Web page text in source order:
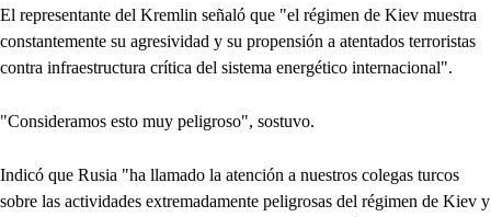
El representante del Kremlin señaló que "el régimen de Kiev muestra
constantemente su agresividad y su propensión a atentados terroristas
contra infraestructura crítica del sistema energético internacional".
"Consideramos esto muy peligroso", sostuvo.
Indicó que Rusia "ha llamado la atención a nuestros colegas turcos
sobre las actividades extremadamente peligrosas del régimen de Kiev y